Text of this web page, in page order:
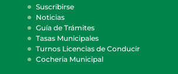
Suscribirse
Noticias
Guía de Trámites
Tasas Municipales
Turnos Licencias de Conducir
Cocheria Municipal